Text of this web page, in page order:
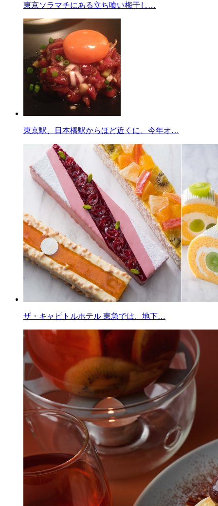
東京ソラマチにある立ち喰い梅干し…
東京駅、日本橋駅からほど近くに、今年オ…
ザ・キャピトルホテル 東急では、地下…